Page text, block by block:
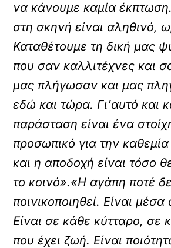
να κάνουμε καμία έκπτωση.
στη σκηνή είναι αληθινό,
Καταθέτουμε τη δική μας
που σαν καλλιτέχνες και
μας πλήγωσαν και μας
εδώ και τώρα. Γι’αυτό και
παράσταση είναι ένα
προσωπικό για την καθεμία
και η αποδοχή είναι τόσο
το κοινό».«Η αγάπη ποτέ
ποινικοποιηθεί. Είναι
Είναι σε κάθε κύτταρο, σε
που έχει ζωή. Είναι